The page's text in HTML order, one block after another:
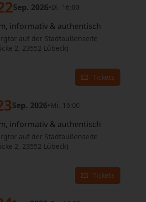
Sep. 2026•Di. 16:00
informativ & authentisch
auf der Stadtaußenseite
2, 23552 Lübeck)
Tickets
Sep. 2026•Mi. 16:00
informativ & authentisch
auf der Stadtaußenseite
2, 23552 Lübeck)
Tickets